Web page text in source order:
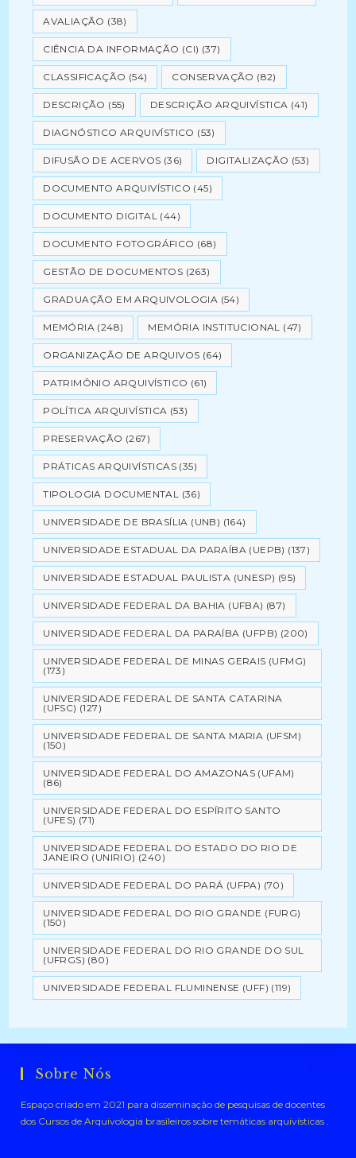
AVALIAÇÃO (38)
CIÊNCIA DA INFORMAÇÃO (CI) (37)
CLASSIFICAÇÃO (54) CONSERVAÇÃO (82)
DESCRIÇÃO (55) DESCRIÇÃO ARQUIVÍSTICA (41)
DIAGNÓSTICO ARQUIVÍSTICO (53)
DIFUSÃO DE ACERVOS (36) DIGITALIZAÇÃO (53)
DOCUMENTO ARQUIVÍSTICO (45)
DOCUMENTO DIGITAL (44)
DOCUMENTO FOTOGRÁFICO (68)
GESTÃO DE DOCUMENTOS (263)
GRADUAÇÃO EM ARQUIVOLOGIA (54)
MEMÓRIA (248) MEMÓRIA INSTITUCIONAL (47)
ORGANIZAÇÃO DE ARQUIVOS (64)
PATRIMÔNIO ARQUIVÍSTICO (61)
POLÍTICA ARQUIVÍSTICA (53)
PRESERVAÇÃO (267)
PRÁTICAS ARQUIVÍSTICAS (35)
TIPOLOGIA DOCUMENTAL (36)
UNIVERSIDADE DE BRASÍLIA (UNB) (164)
UNIVERSIDADE ESTADUAL DA PARAÍBA (UEPB) (137)
UNIVERSIDADE ESTADUAL PAULISTA (UNESP) (95)
UNIVERSIDADE FEDERAL DA BAHIA (UFBA) (87)
UNIVERSIDADE FEDERAL DA PARAÍBA (UFPB) (200)
UNIVERSIDADE FEDERAL DE MINAS GERAIS (UFMG)
(173)
UNIVERSIDADE FEDERAL DE SANTA CATARINA
(UFSC) (127)
UNIVERSIDADE FEDERAL DE SANTA MARIA (UFSM)
(150)
UNIVERSIDADE FEDERAL DO AMAZONAS (UFAM)
(86)
UNIVERSIDADE FEDERAL DO ESPÍRITO SANTO
(UFES) (71)
UNIVERSIDADE FEDERAL DO ESTADO DO RIO DE
JANEIRO (UNIRIO) (240)
UNIVERSIDADE FEDERAL DO PARÁ (UFPA) (70)
UNIVERSIDADE FEDERAL DO RIO GRANDE (FURG)
(150)
UNIVERSIDADE FEDERAL DO RIO GRANDE DO SUL
(UFRGS) (80)
UNIVERSIDADE FEDERAL FLUMINENSE (UFF) (119)
Sobre Nós
Espaço criado em 2021 para disseminação de pesquisas de docentes
dos Cursos de Arquivologia brasileiros sobre temáticas arquivísticas .